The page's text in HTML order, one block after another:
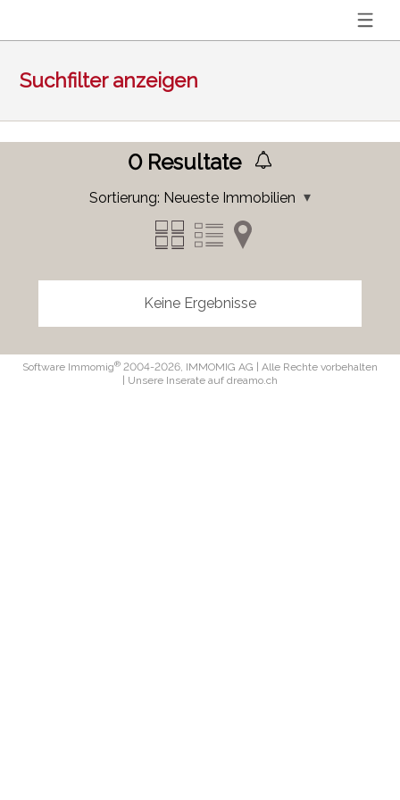
Suchfilter anzeigen
0Resultate
Sortierung: Neueste Immobilien
Keine Ergebnisse
Software Immomig® 2004-2026, IMMOMIG AG | Alle Rechte vorbehalten
| Unsere Inserate auf dreamo.ch